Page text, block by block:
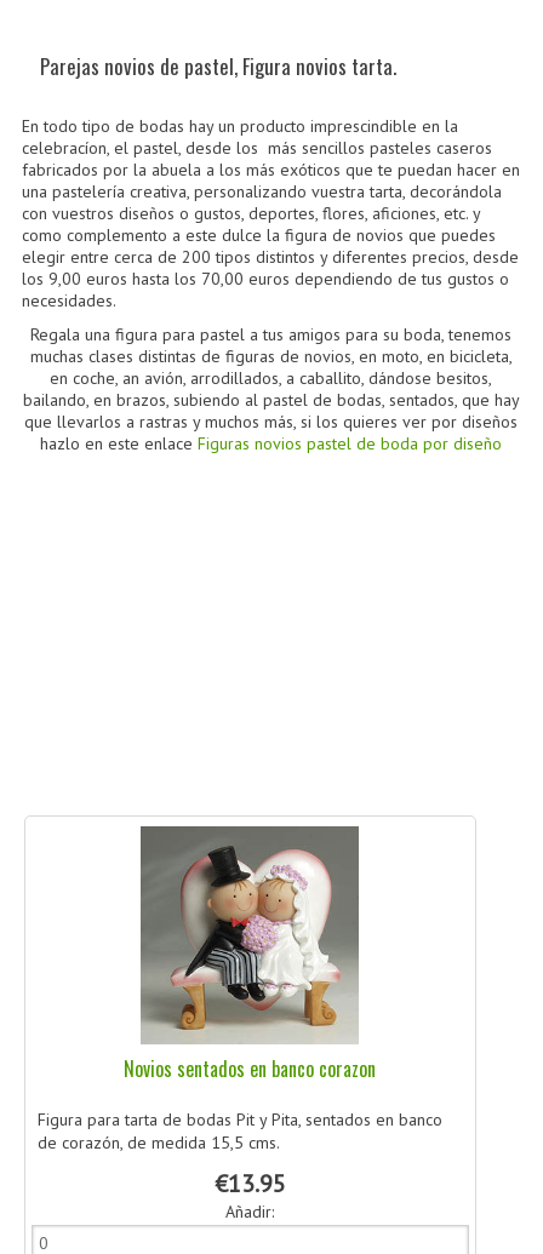
DÓNDE ESTAMOS
Parejas novios de pastel, Figura novios tarta.
En todo tipo de bodas hay un producto imprescindible en la
celebracíon, el pastel, desde los más sencillos pasteles caseros
fabricados por la abuela a los más exóticos que te puedan hacer en
una pastelería creativa, personalizando vuestra tarta, decorándola
con vuestros diseños o gustos, deportes, flores, aficiones, etc. y
como complemento a este dulce la figura de novios que puedes
elegir entre cerca de 200 tipos distintos y diferentes precios, desde
los 9,00 euros hasta los 70,00 euros dependiendo de tus gustos o
necesidades.
Regala una figura para pastel a tus amigos para su boda, tenemos
muchas clases distintas de figuras de novios, en moto, en bicicleta,
en coche, an avión, arrodillados, a caballito, dándose besitos,
bailando, en brazos, subiendo al pastel de bodas, sentados, que hay
que llevarlos a rastras y muchos más, si los quieres ver por diseños
hazlo en este enlaceFiguras novios pastel de boda por diseño
Novios sentados en banco corazon
Figura para tarta de bodas Pit y Pita, sentados en banco
de corazón, de medida 15,5 cms.
€13.95
Añadir: